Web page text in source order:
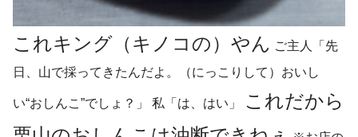
これキング（キノコの）やん ご主人「先
日、山で採ってきたんだよ。（にっこりして）おいし
い“おしんこ”でしょ？」 私「は、はい」
これだから